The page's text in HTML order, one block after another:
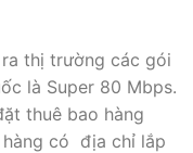
ra thị trường các gói
là Super 80 Mbps.
thuê bao hàng
có địa chỉ lắp